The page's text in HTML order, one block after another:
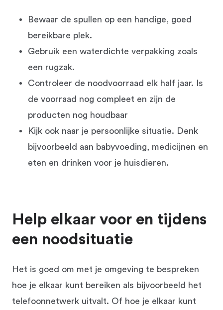
Bewaar de spullen op een handige, goed
bereikbare plek.
Gebruik een waterdichte verpakking zoals
een rugzak.
Controleer de noodvoorraad elk half jaar. Is
de voorraad nog compleet en zijn de
producten nog houdbaar
Kijk ook naar je persoonlijke situatie. Denk
bijvoorbeeld aan babyvoeding, medicijnen en
eten en drinken voor je huisdieren.
Help elkaar voor en tijdens
een noodsituatie
Het is goed om met je omgeving te bespreken
hoe je elkaar kunt bereiken als bijvoorbeeld het
telefoonnetwerk uitvalt. Of hoe je elkaar kunt